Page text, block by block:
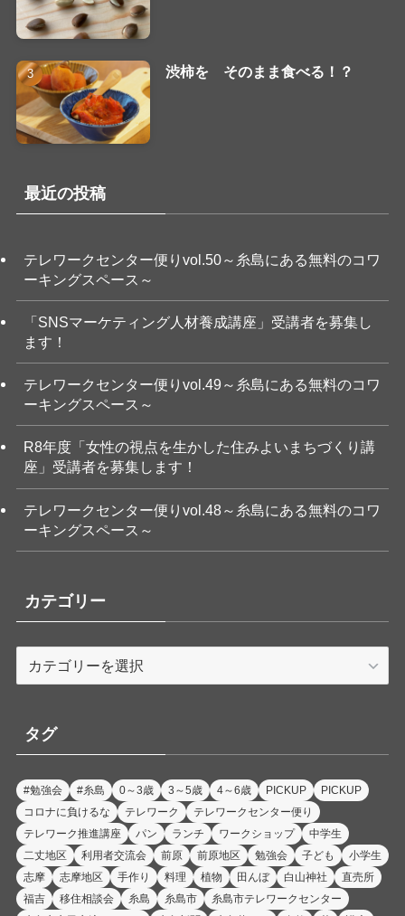
渋柿を そのまま食べる！？
最近の投稿
テレワークセンター便りvol.50～糸島にある無料のコワ
ーキングスペース～
「SNSマーケティング人材養成講座」受講者を募集し
ます！
テレワークセンター便りvol.49～糸島にある無料のコワ
ーキングスペース～
R8年度「女性の視点を生かした住みよいまちづくり講
座」受講者を募集します！
テレワークセンター便りvol.48～糸島にある無料のコワ
ーキングスペース～
カテゴリー
ー
タグ
#勉強会 #糸島 0～3歳 3～5歳 4～6歳 PICKUP
PICKUP
コロナに負けるな
テレワーク
テレワークセンター便り
テレワーク推進講座
パン ランチ ワークショップ
中学生
二丈地区
利用者交流会 前原 前原地区 勉強会 子ども
小学生
志摩
志摩地区 手作り 料理 植物 田んぼ 白山神社
直売所
福吉
移住相談会 糸島 糸島市
糸島市テレワークセンター